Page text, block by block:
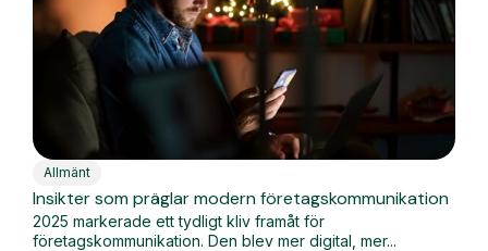
Allmänt
Insikter som präglar modern företagskommunikation
2025 markerade ett tydligt kliv framåt för
företagskommunikation. Den blev mer digital, mer...